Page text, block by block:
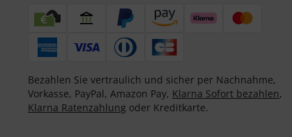
Bezahlen Sie vertraulich und sicher per Nachnahme,
Vorkasse, PayPal, Amazon Pay, Klarna Sofort bezahlen,
Klarna Ratenzahlung oder Kreditkarte.